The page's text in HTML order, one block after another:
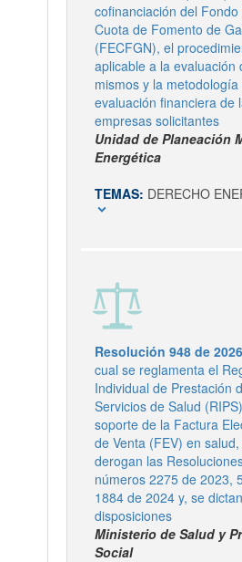
cofinanciación del Fondo
Cuota de Fomento de
(FECFGN), el
aplicable a la evaluación
mismos y la metodología
evaluación financiera de
empresas solicitantes
Unidad de Planeación
Energética
TEMAS: DERECHO
expand_more
Resolución 948 de
cual se reglamenta el
Individual de Prestación
Servicios de Salud
soporte de la Factura
de Venta (FEV) en
derogan las
números 2275 de 2023,
1884 de 2024 y, se
disposiciones
Ministerio de Salud y
Social